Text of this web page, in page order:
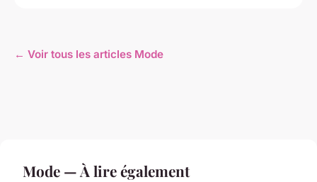
← Voir tous les articles Mode
Mode — À lire également